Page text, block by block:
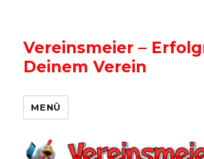
Vereinsmeier –
Deinem Verein
MENÜ